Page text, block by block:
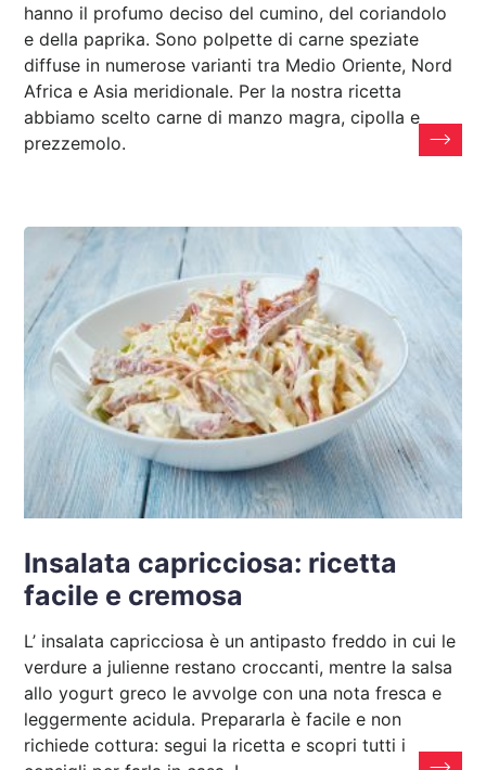
hanno il profumo deciso del cumino, del coriandolo
e della paprika. Sono polpette di carne speziate
diffuse in numerose varianti tra Medio Oriente, Nord
Africa e Asia meridionale. Per la nostra ricetta
abbiamo scelto carne di manzo magra, cipolla e
prezzemolo.
Insalata capricciosa: ricetta
facile e cremosa
L’ insalata capricciosa è un antipasto freddo in cui le
verdure a julienne restano croccanti, mentre la salsa
allo yogurt greco le avvolge con una nota fresca e
leggermente acidula. Prepararla è facile e non
richiede cottura: segui la ricetta e scopri tutti i